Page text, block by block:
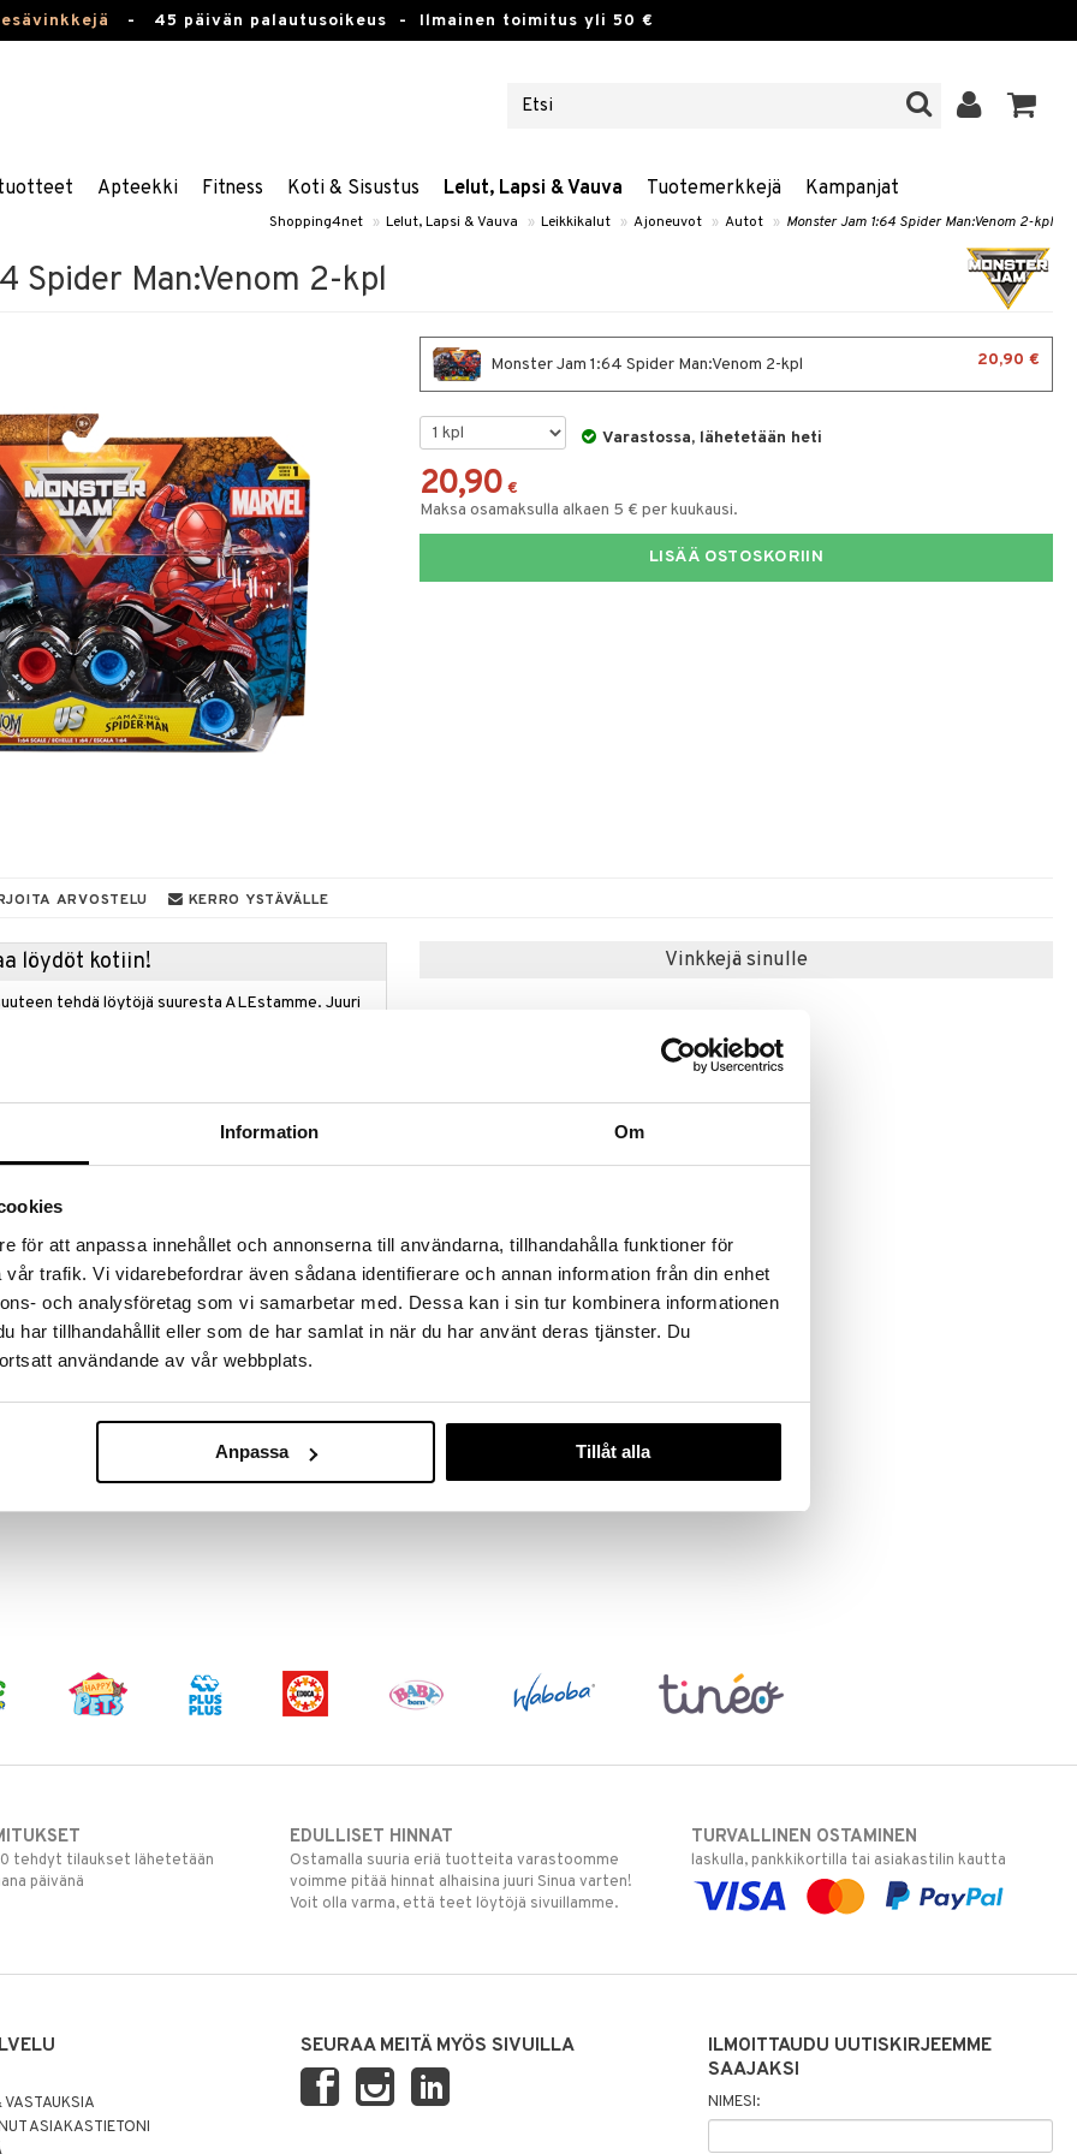
Information Om
för att anpassa innehållet och annonserna till användarna, tillhandahålla funktioner för
trafik. Vi vidarebefordrar även sådana identifierare och annan information från din enhet
och analysföretag som vi samarbetar med. Dessa kan i sin tur kombinera informationen
har tillhandahållit eller som de har samlat in när du har använt deras tjänster. Du
användande av vår webbplats.
Anpassa Tillåt alla
- 45 päivän palautusoikeus - Ilmainen toimitus yli 50 €
Apteekki Fitness Koti & Sisustus Lelut, Lapsi & Vauva Tuotemerkkejä Kampanjat
Shopping4net » Lelut, Lapsi & Vauva » Leikkikalut » Ajoneuvot » Autot » Monster Jam 1:64 Spider Man:Venom 2-kpl
Spider Man:Venom 2-kpl
Monster Jam 1:64 Spider Man:Venom 2-kpl 20,90 €
Varastossa, lähetetään heti
20,90 €
Maksa osamaksulla alkaen 5 € per kuukausi.
LISÄÄ OSTOSKORIIN
ARVOSTELU KERRO YSTÄVÄLLE
löydöt kotiin!
tehdä löytöjä suuresta ALEstamme. Juuri
voivat päästä loppumaan!
ale-löydöt »
ja Marvel Heroes-taisteluun virallisilla Marvel
mittakaavassa 1:64.
kuten Spider-Man vastaan Black Panther!
autenttisilla BKT-renkailla, eloisilla
on valmis Monster Jam -toimintaan.
monster truckit tuovat areenan jännityksen
Vinkkejä sinulle
Iron:War Machine 2-
paketti
MONSTER JAM
20,90 €
tehdyt tilaukset lähetetään
päivänä
EDULLISET HINNAT
Ostamalla suuria eriä tuotteita varastoomme
voimme pitää hinnat alhaisina juuri Sinua varten!
Voit olla varma, että teet löytöjä sivuillamme.
TURVALLINEN OSTAMINEN
laskulla, pankkikortilla tai asiakastilin kautta
ASIAKASTIETONI
SEURAA MEITÄ MYÖS SIVUILLA
ILMOITTAUDU UUTISKIRJEEMME
SAAJAKSI
NIMESI: